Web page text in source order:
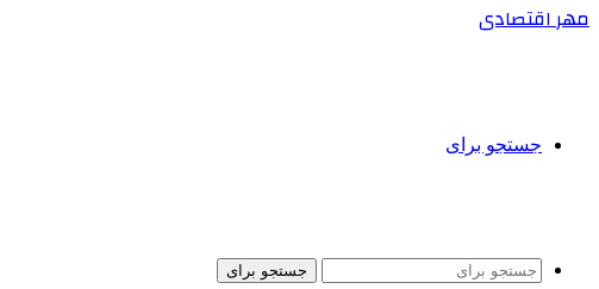
مهر اقتصادی
جستجو برای
جستجو برای